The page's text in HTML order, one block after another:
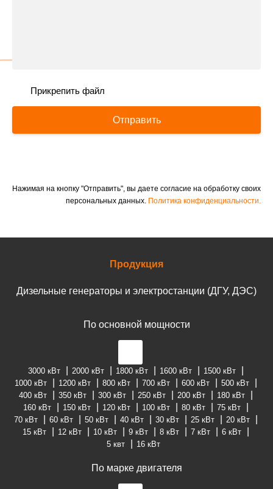
Прикрепить файл
Отправить
Нажимая на кнопку "Отправить", вы даете согласие на обработку своих
персональных данных. Политика конфиденциальности.
Продукция
Дизельные генераторы и электростанции (ДГУ, ДЭС)
По основной мощности
3000 кВт 2000 кВт 1800 кВт 1600 кВт
1500 кВт
1000 кВт
1200 кВт 800 кВт 700 кВт 600 кВт
500 кВт
400 кВт
350 кВт 300 кВт 250 кВт 200 кВт
180 кВт
160 кВт
150 кВт 120 кВт 100 кВт 80 кВт
75 кВт
70 кВт
60 кВт 50 кВт 40 кВт 30 кВт 25 кВт
20 кВт
15 кВт
12 кВт 10 кВт 9 кВт 8 кВт 7 кВт
6 кВт
5 квт
16 кВт
По марке двигателя